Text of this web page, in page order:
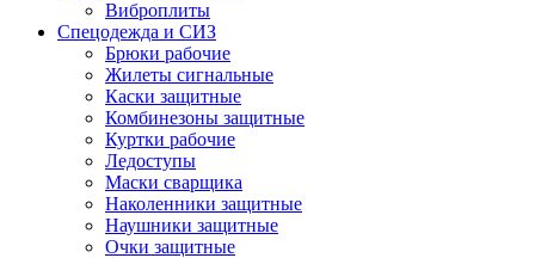
Виброплиты
Спецодежда и СИЗ
Брюки рабочие
Жилеты сигнальные
Каски защитные
Комбинезоны защитные
Куртки рабочие
Ледоступы
Маски сварщика
Наколенники защитные
Наушники защитные
Очки защитные